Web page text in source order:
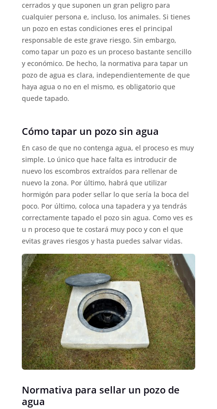
cerrados y que suponen un gran peligro para
cualquier persona e, incluso, los animales. Si tienes
un pozo en estas condiciones eres el principal
responsable de este grave riesgo. Sin embargo,
como tapar un pozo es un proceso bastante sencillo
y económico. De hecho, la normativa para tapar un
pozo de agua es clara, independientemente de que
haya agua o no en el mismo, es obligatorio que
quede tapado.
Cómo tapar un pozo sin agua
En caso de que no contenga agua, el proceso es muy
simple. Lo único que hace falta es introducir de
nuevo los escombros extraídos para rellenar de
nuevo la zona. Por último, habrá que utilizar
hormigón para poder sellar lo que sería la boca del
poco. Por último, coloca una tapadera y ya tendrás
correctamente tapado el pozo sin agua. Como ves es
u n proceso que te costará muy poco y con el que
evitas graves riesgos y hasta puedes salvar vidas.
Normativa para sellar un pozo de
agua